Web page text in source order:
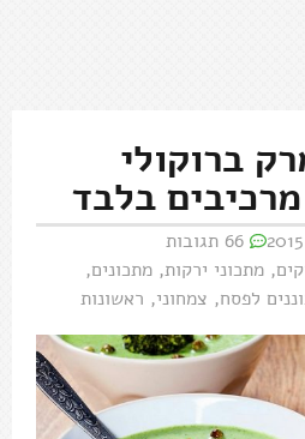
ברוקולי
66 תגובות
, מתכוני ירקות, מתכונים,
לפסח, צמחוני, ראשונות